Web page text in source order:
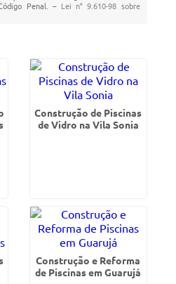
Penal. – Lei n° 9.610-98 sobre
Construção de Piscinas
de Vidro na Vila Sonia
Construção e Reforma
de Piscinas em Guarujá